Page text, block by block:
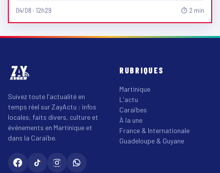
04/08 · 12h29 ⏱ 2 min
Suivez toute l'actualité en
temps réel sur ZayActu : infos
locales, faits divers, culture et
événements en Martinique et
dans la Caraïbe.
RUBRIQUES
Martinique
L'actu
Caraïbes
À la une
France & Internationale
Guadeloupe & Guyane